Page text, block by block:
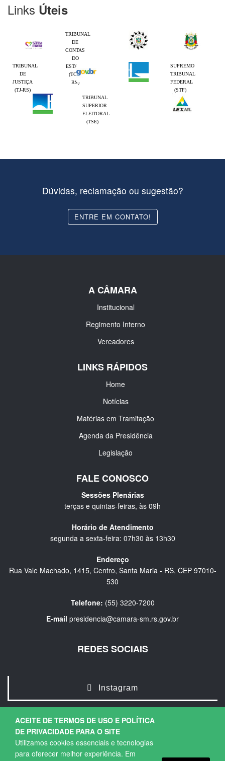
ACEITE DE TERMOS DE USO E POLÍTICA
DE PRIVACIDADE PARA O SITE
Utilizamos cookies essenciais e tecnologias
para oferecer melhor experiência. Em
Links Úteis
TRIBUNAL
DE
CONTAS
DO
ESTADO
(TCE-
RS)
TRIBUNAL
DE
JUSTIÇA
(TJ-RS)
SUPREMO
TRIBUNAL
FEDERAL
(STF)
TRIBUNAL
SUPERIOR
ELEITORAL
(TSE)
Dúvidas, reclamação ou sugestão?
ENTRE EM CONTATO!
A CÂMARA
Institucional
Regimento Interno
Vereadores
LINKS RÁPIDOS
Home
Notícias
Matérias em Tramitação
Agenda da Presidência
Legislação
FALE CONOSCO
Sessões Plenárias
terças e quintas-feiras, às 09h
Horário de Atendimento
segunda a sexta-feira: 07h30 às 13h30
Endereço
Rua Vale Machado, 1415, Centro, Santa Maria - RS, CEP 97010-
530
Telefone: (55) 3220-7200
E-mail presidencia@camara-sm.rs.gov.br
REDES SOCIAIS
Instagram